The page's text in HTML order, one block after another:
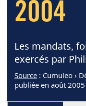
2004
Les mandats,
exercés par
Source : Cumuleo ›
publiée en août 2005